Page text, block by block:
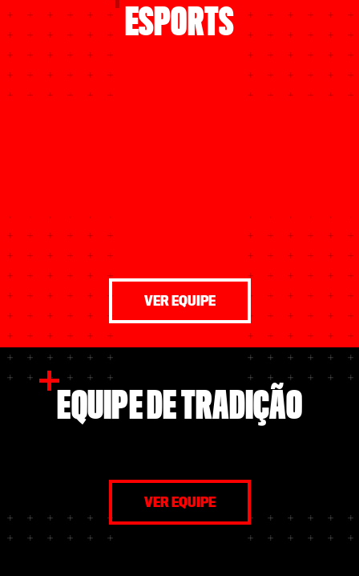
ESPORTS
VER EQUIPE
EQUIPE DE TRADIÇÃO
VER EQUIPE